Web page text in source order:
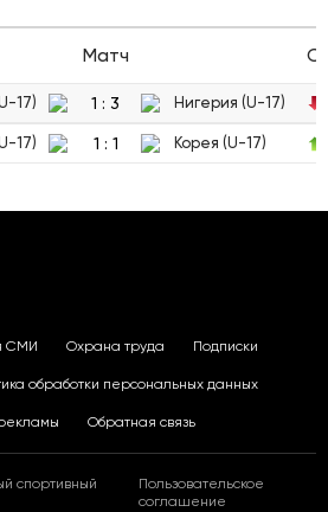
Матч
17) 1 : 3 Нигерия (U-17)
17) 1 : 1 Корея (U-17)
СМИ Охрана труда Подписки
обработки персональных данных
Обратная связь
спортивный
Пользовательское
соглашение